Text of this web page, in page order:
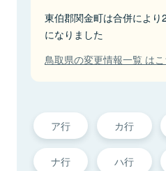
東伯郡関金町は合併によ
になりました
鳥取県の変更情報一覧 は
ア行 カ行
ナ行 ハ行